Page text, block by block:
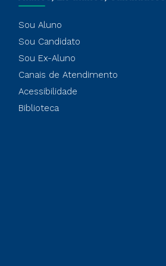
Sou Aluno
Sou Candidato
Sou Ex-Aluno
Canais de Atendimento
Acessibilidade
Biblioteca